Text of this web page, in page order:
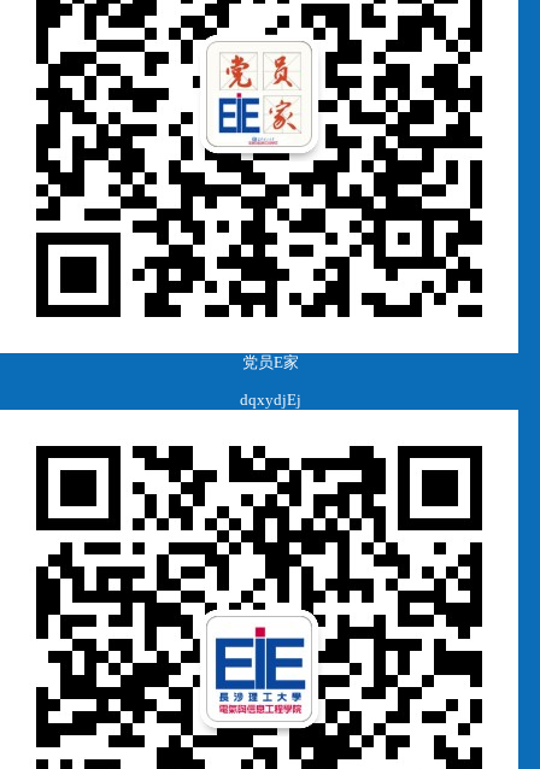
党员E家
dqxydjEj